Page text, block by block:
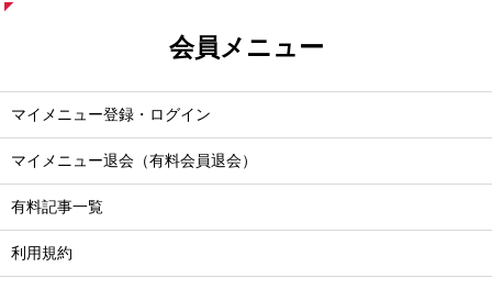
会員メニュー
マイメニュー登録・ログイン
マイメニュー退会（有料会員退会）
有料記事一覧
利用規約